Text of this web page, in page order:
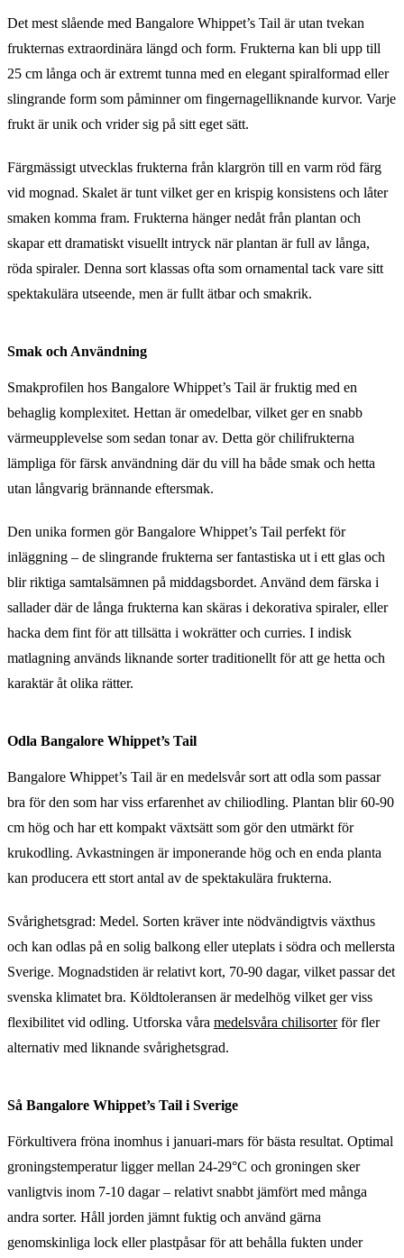
Det mest slående med Bangalore Whippet’s Tail är utan tvekan
frukternas extraordinära längd och form. Frukterna kan bli upp till
25 cm långa och är extremt tunna med en elegant spiralformad eller
slingrande form som påminner om fingernagelliknande kurvor. Varje
frukt är unik och vrider sig på sitt eget sätt.
Färgmässigt utvecklas frukterna från klargrön till en varm röd färg
vid mognad. Skalet är tunt vilket ger en krispig konsistens och låter
smaken komma fram. Frukterna hänger nedåt från plantan och
skapar ett dramatiskt visuellt intryck när plantan är full av långa,
röda spiraler. Denna sort klassas ofta som ornamental tack vare sitt
spektakulära utseende, men är fullt ätbar och smakrik.
Smak och Användning
Smakprofilen hos Bangalore Whippet’s Tail är fruktig med en
behaglig komplexitet. Hettan är omedelbar, vilket ger en snabb
värmeupplevelse som sedan tonar av. Detta gör chilifrukterna
lämpliga för färsk användning där du vill ha både smak och hetta
utan långvarig brännande eftersmak.
Den unika formen gör Bangalore Whippet’s Tail perfekt för
inläggning – de slingrande frukterna ser fantastiska ut i ett glas och
blir riktiga samtalsämnen på middagsbordet. Använd dem färska i
sallader där de långa frukterna kan skäras i dekorativa spiraler, eller
hacka dem fint för att tillsätta i wokrätter och curries. I indisk
matlagning används liknande sorter traditionellt för att ge hetta och
karaktär åt olika rätter.
Odla Bangalore Whippet’s Tail
Bangalore Whippet’s Tail är en medelsvår sort att odla som passar
bra för den som har viss erfarenhet av chiliodling. Plantan blir 60-90
cm hög och har ett kompakt växtsätt som gör den utmärkt för
krukodling. Avkastningen är imponerande hög och en enda planta
kan producera ett stort antal av de spektakulära frukterna.
Svårighetsgrad: Medel. Sorten kräver inte nödvändigtvis växthus
och kan odlas på en solig balkong eller uteplats i södra och mellersta
Sverige. Mognadstiden är relativt kort, 70-90 dagar, vilket passar det
svenska klimatet bra. Köldtoleransen är medelhög vilket ger viss
flexibilitet vid odling. Utforska våra medelsvåra chilisorterför fler
alternativ med liknande svårighetsgrad.
Så Bangalore Whippet’s Tail i Sverige
Förkultivera fröna inomhus i januari-mars för bästa resultat. Optimal
groningstemperatur ligger mellan 24-29°C och groningen sker
vanligtvis inom 7-10 dagar – relativt snabbt jämfört med många
andra sorter. Håll jorden jämnt fuktig och använd gärna
genomskinliga lock eller plastpåsar för att behålla fukten under